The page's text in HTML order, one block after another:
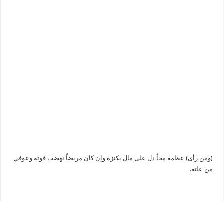
(ومن رأى) عظمه مخاً دل على مال يكنزه وإن كان مريضاً نهضت قوته وعوفي
من علته.